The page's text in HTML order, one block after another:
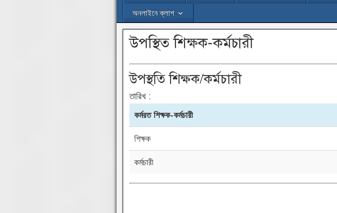
অনলাইনে ক্লাশ
উপস্থিত শিক্ষক-কর্মচারী
উপস্থতি শিক্ষক/কর্মচারী
তারিখ :
কর্মরত শিক্ষক-কর্মচারী
শিক্ষক
কর্মচারী